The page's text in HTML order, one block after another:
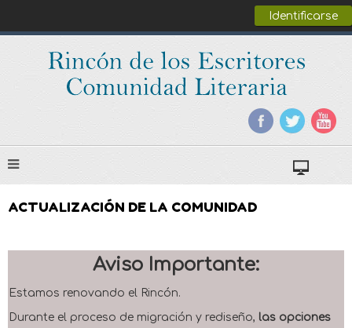
Identificarse
ACTUALIZACIÓN DE LA COMUNIDAD
Aviso Importante:
Estamos renovando el Rincón.
Durante el proceso de migración y rediseño, las opciones